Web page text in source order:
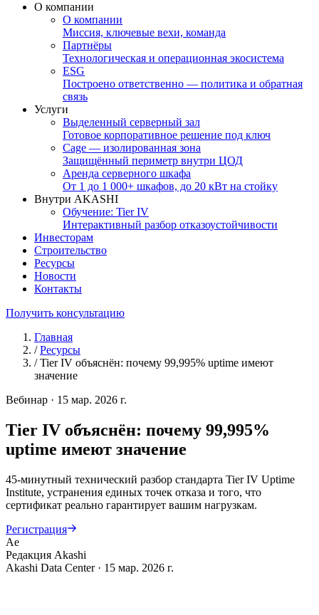
О компании
О компании
Миссия, ключевые вехи, команда
Партнёры
Технологическая и операционная экосистема
ESG
Построено ответственно — политика и обратная
связь
Услуги
Выделенный серверный зал
Готовое корпоративное решение под ключ
Cage — изолированная зона
Защищённый периметр внутри ЦОД
Аренда серверного шкафа
От 1 до 1 000+ шкафов, до 20 кВт на стойку
Внутри AKASHI
Обучение: Tier IV
Интерактивный разбор отказоустойчивости
Инвесторам
Строительство
Ресурсы
Новости
Контакты
Получить консультацию
Главная
/ Ресурсы
/ Tier IV объяснён: почему 99,995% uptime имеют
значение
Вебинар · 15 мар. 2026 г.
Tier IV объяснён: почему 99,995%
uptime имеют значение
45-минутный технический разбор стандарта Tier IV Uptime
Institute, устранения единых точек отказа и того, что
сертификат реально гарантирует вашим нагрузкам.
Регистрация
Ae
Редакция Akashi
Akashi Data Center · 15 мар. 2026 г.